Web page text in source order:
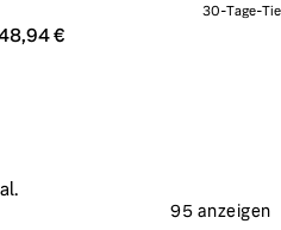
€
30-Tage-
95 anzeigen